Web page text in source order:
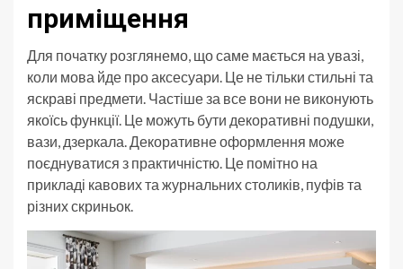
приміщення
Для початку розглянемо, що саме мається на увазі,
коли мова йде про аксесуари. Це не тільки стильні та
яскраві предмети. Частіше за все вони не виконують
якоїсь функції. Це можуть бути декоративні подушки,
вази, дзеркала. Декоративне оформлення може
поєднуватися з практичністю. Це помітно на
прикладі кавових та журнальних столиків, пуфів та
різних скриньок.